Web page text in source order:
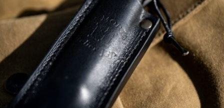
peuvent
être
choisies
sur
la
page
du
produit